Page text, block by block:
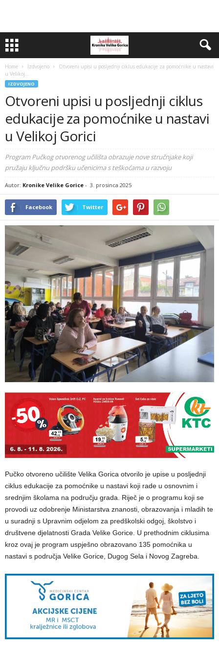
Home Izdvojeno
Otvoreni upisi u posljednji ciklus edukacije za pomoćnike u nastavi
u Velikoj...
IZDVOJENO
Otvoreni upisi u posljednji ciklus
edukacije za pomoćnike u nastavi
u Velikoj Gorici
Program Pučkog otvorenog učilišta obrazuje nove stručnjake koji
pružaju ključnu podršku učenicima s teškoćama u razvoju
Autor: Kronike Velike Gorice - 3. prosinca 2025
Facebook Twitter
Pučko otvoreno učilište Velika Gorica otvorilo je upise u posljednji
ciklus edukacije za pomoćnike u nastavi koji rade u osnovnim i
srednjim školama na području grada. Riječ je o programu koji se
provodi uz odobrenje Ministarstva znanosti, obrazovanja i mladih te
u suradnji s Upravnim odjelom za predškolski odgoj, školstvo i
društvene djelatnosti Grada Velike Gorice. U prethodnim ciklusima
kroz ovaj je program uspješno obrazovano 135 pomoćnika u
nastavi s područja Velike Gorice, Dugog Sela i Novog Zagreba.